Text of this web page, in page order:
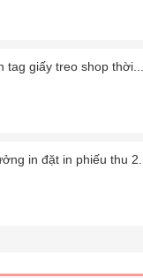
tag giấy treo shop thời...
in đặt in phiếu thu 2...